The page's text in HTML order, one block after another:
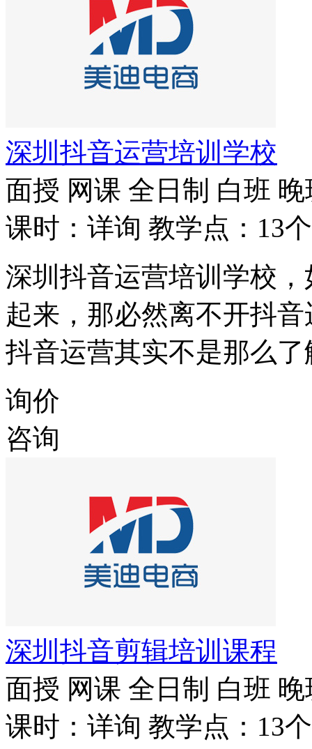
深圳抖音运营培训学校
面授 网课 全日制 白班 晚
课时：详询 教学点：13个
深圳抖音运营培训学校
起来，那必然离不开抖
抖音运营其实不是那么
询价
咨询
深圳抖音剪辑培训课程
面授 网课 全日制 白班 晚
课时：详询 教学点：13个